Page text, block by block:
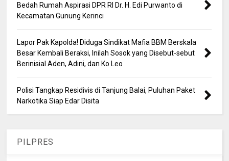
Bedah Rumah Aspirasi DPR RI Dr. H. Edi Purwanto di
Kecamatan Gunung Kerinci
Lapor Pak Kapolda! Diduga Sindikat Mafia BBM Berskala
Besar Kembali Beraksi, Inilah Sosok yang Disebut-sebut
Berinisial Aden, Adini, dan Ko Leo
Polisi Tangkap Residivis di Tanjung Balai, Puluhan Paket
Narkotika Siap Edar Disita
PILPRES